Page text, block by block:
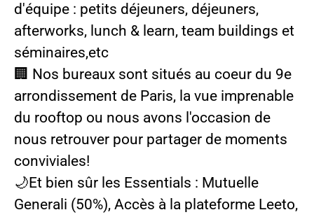
d'équipe : petits déjeuners, déjeuners,
afterworks, lunch & learn, team buildings et
séminaires,etc
🏢 Nos bureaux sont situés au coeur du 9e
arrondissement de Paris, la vue imprenable
du rooftop ou nous avons l'occasion de
nous retrouver pour partager de moments
conviviales!
🌙Et bien sûr les Essentials : Mutuelle
Generali (50%), Accès à la plateforme Leeto,